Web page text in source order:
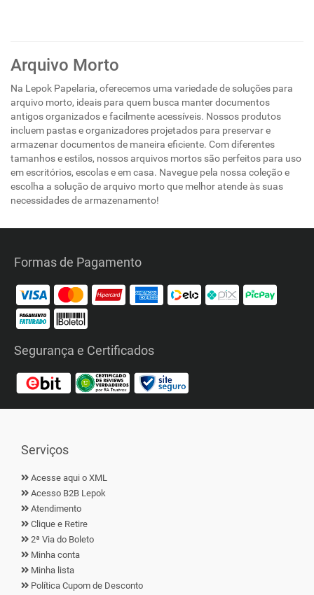
Arquivo Morto
Na Lepok Papelaria, oferecemos uma variedade de soluções para
arquivo morto, ideais para quem busca manter documentos
antigos organizados e facilmente acessíveis. Nossos produtos
incluem pastas e organizadores projetados para preservar e
armazenar documentos de maneira eficiente. Com diferentes
tamanhos e estilos, nossos arquivos mortos são perfeitos para uso
em escritórios, escolas e em casa. Navegue pela nossa coleção e
escolha a solução de arquivo morto que melhor atende às suas
necessidades de armazenamento!
Formas de Pagamento
Segurança e Certificados
Serviços
Acesse aqui o XML
Acesso B2B Lepok
Atendimento
Clique e Retire
2ª Via do Boleto
Minha conta
Minha lista
Política Cupom de Desconto